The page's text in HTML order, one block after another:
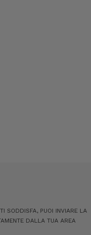
SODDISFA, PUOI INVIARE LA
DALLA TUA AREA